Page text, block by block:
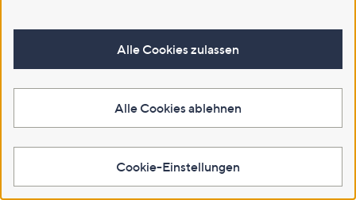
Alle Cookies zulassen
Alle Cookies ablehnen
Cookie-Einstellungen